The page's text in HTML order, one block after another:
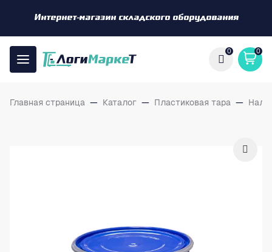
Интернет-магазин складского оборудования
0 0
Главная страница — Каталог — Пластиковая тара —